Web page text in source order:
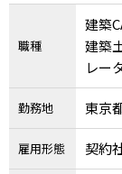
職種
建築
建築
レー
勤務地 東京
雇用形態 契約